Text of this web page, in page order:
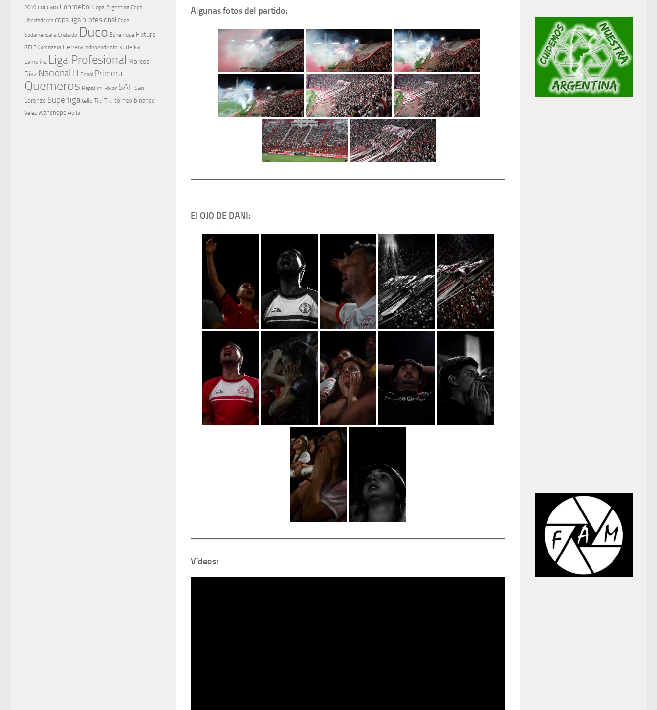
Algunas fotos del partido:
El OJO DE DANI:
Vídeos:
2010 coccaro Conmebol Copa Argentina Copa
Libertadores copa liga profesional Copa
Sudamericana Cristaldo Duco Echenique Fixture
GELP Gimnasia Herrera Independiente kudelka
Lamolina Liga Profesional Marcos
Díaz Nacional B Penal Primera
Quemeros Rapallini River SAF San
Lorenzo Superliga tello Tiki Tiki torneo binance
Velez Wanchope Ábila